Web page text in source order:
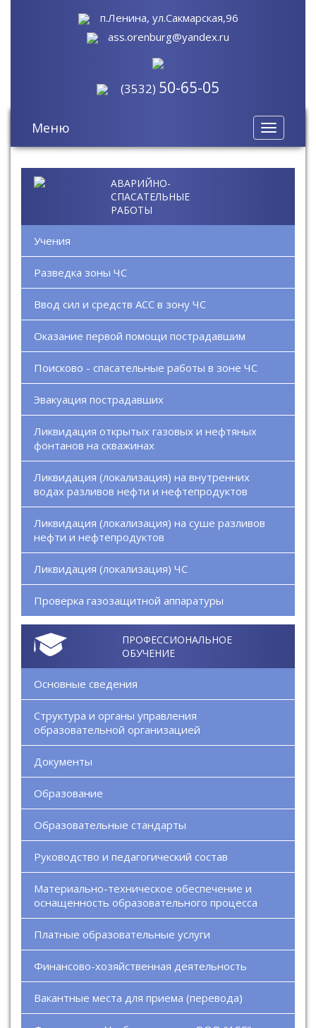
п.Ленина, ул.Сакмарская,96
ass.orenburg@yandex.ru
(3532) 50-65-05
Toggle
Меню
АВАРИЙНО-
СПАСАТЕЛЬНЫЕ
РАБОТЫ
Учения
Разведка зоны ЧС
Ввод сил и средств АСС в зону ЧС
Оказание первой помощи пострадавшим
Поисково - спасательные работы в зоне ЧС
Эвакуация пострадавших
Ликвидация открытых газовых и нефтяных
фонтанов на скважинах
Ликвидация (локализация) на внутренних
водах разливов нефти и нефтепродуктов
Ликвидация (локализация) на суше разливов
нефти и нефтепродуктов
Ликвидация (локализация) ЧС
Проверка газозащитной аппаратуры
ПРОФЕССИОНАЛЬНОЕ
ОБУЧЕНИЕ
Основные сведения
Структура и органы управления
образовательной организацией
Документы
Образование
Образовательные стандарты
Руководство и педагогический состав
Материально-техническое обеспечение и
оснащенность образовательного процесса
Платные образовательные услуги
Финансово-хозяйственная деятельность
Вакантные места для приема (перевода)